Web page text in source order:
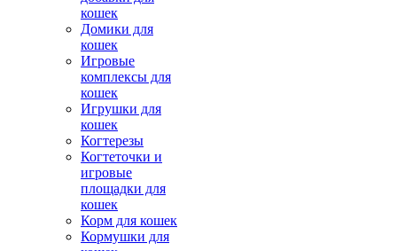
кошек
Домики для
кошек
Игровые
комплексы для
кошек
Игрушки для
кошек
Когтерезы
Когтеточки и
игровые
площадки для
кошек
Корм для кошек
Кормушки для